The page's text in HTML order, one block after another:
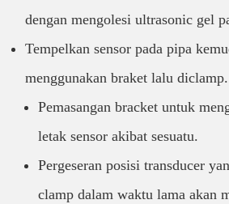
dengan mengolesi ultrasonic gel
Tempelkan sensor pada pipa
menggunakan braket lalu diclamp.
Pemasangan bracket untuk
letak sensor akibat sesuatu.
Pergeseran posisi transducer
clamp dalam waktu lama akan